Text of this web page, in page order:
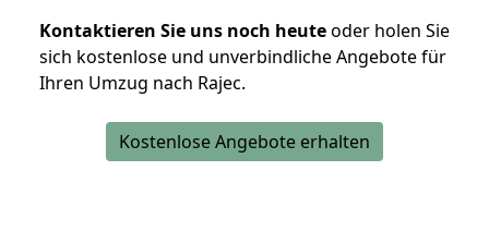
Kontaktieren Sie uns noch heuteoder holen Sie
sich kostenlose und unverbindliche Angebote für
Ihren Umzug nach Rajec.
Kostenlose Angebote erhalten